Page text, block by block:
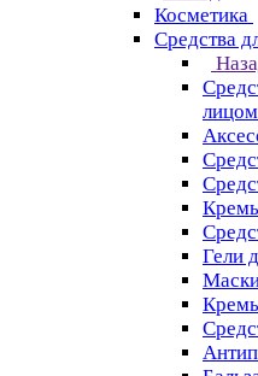
Косметика
Средства
лицом
Гели